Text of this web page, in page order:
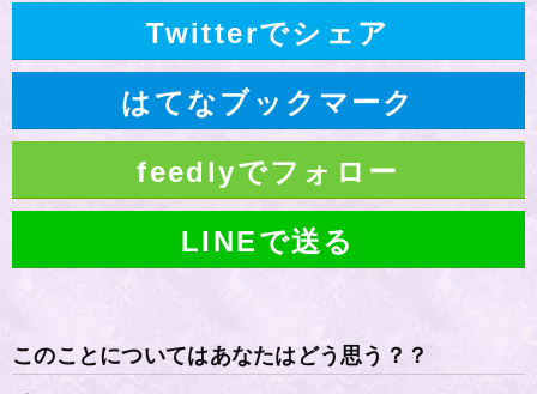
Twitterでシェア
はてなブックマーク
feedlyでフォロー
LINEで送る
このことについてはあなたはどう思う？？